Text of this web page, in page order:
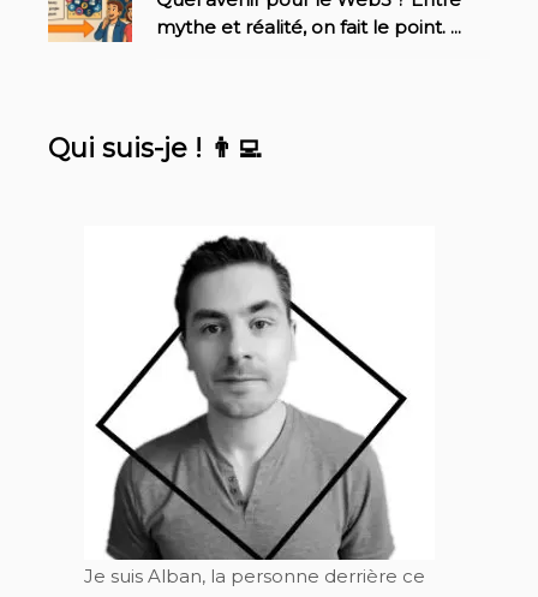
mythe et réalité, on fait le point. ...
Qui suis-je ! 👨‍💻
Je suis Alban, la personne derrière ce